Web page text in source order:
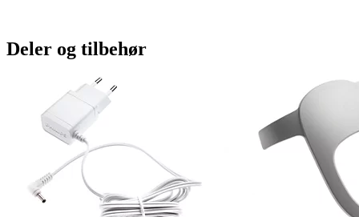
Deler og tilbehør